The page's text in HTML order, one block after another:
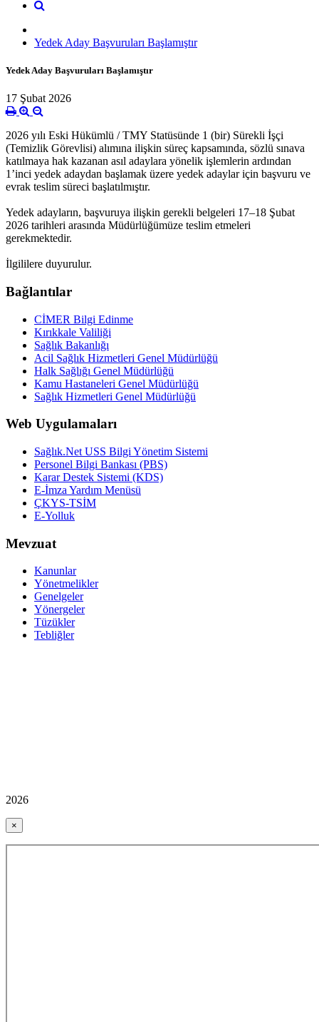
Yedek Aday Başvuruları Başlamıştır
Yedek Aday Başvuruları Başlamıştır
17 Şubat 2026
2026 yılı Eski Hükümlü / TMY Statüsünde 1 (bir) Sürekli İşçi
(Temizlik Görevlisi) alımına ilişkin süreç kapsamında, sözlü sınava
katılmaya hak kazanan asıl adaylara yönelik işlemlerin ardından
1’inci yedek adaydan başlamak üzere yedek adaylar için başvuru ve
evrak teslim süreci başlatılmıştır.
Yedek adayların, başvuruya ilişkin gerekli belgeleri 17–18 Şubat
2026 tarihleri arasında Müdürlüğümüze teslim etmeleri
gerekmektedir.
İlgililere duyurulur.
Bağlantılar
CİMER Bilgi Edinme
Kırıkkale Valiliği
Sağlık Bakanlığı
Acil Sağlık Hizmetleri Genel Müdürlüğü
Halk Sağlığı Genel Müdürlüğü
Kamu Hastaneleri Genel Müdürlüğü
Sağlık Hizmetleri Genel Müdürlüğü
Web Uygulamaları
Sağlık.Net USS Bilgi Yönetim Sistemi
Personel Bilgi Bankası (PBS)
Karar Destek Sistemi (KDS)
E-İmza Yardım Menüsü
ÇKYS-TSİM
E-Yolluk
Mevzuat
Kanunlar
Yönetmelikler
Genelgeler
Yönergeler
Tüzükler
Tebliğler
2026
×